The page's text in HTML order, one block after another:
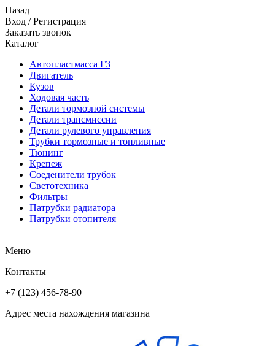
Назад
Вход /Регистрация
Заказать звонок
Каталог
Автопластмасса ГЗ
Двигатель
Кузов
Ходовая часть
Детали тормозной системы
Детали трансмиссии
Детали рулевого управления
Трубки тормозные и топливные
Тюнинг
Крепеж
Соеденители трубок
Светотехника
Фильтры
Патрубки радиатора
Патрубки отопителя
Меню
Контакты
+7 (123) 456-78-90
Адрес места нахождения магазина